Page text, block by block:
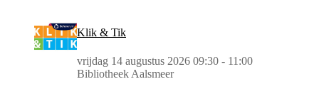
Klik & Tik
vrijdag 14 augustus 2026 09:30 - 11:00
Bibliotheek Aalsmeer